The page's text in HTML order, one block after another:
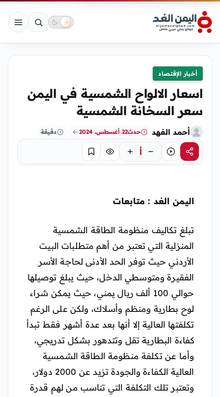
أخبار الإقتصاد
اسعار الالواح الشمسية في اليمن
سعر السخانة الشمسية
أحمد الفهد حدث22 أغسطس، 2024 دقيقة
مشاركةاستماع أ تركيز حفظ
اليمن الغد : متابعات
تبلغ تكاليف منظومة الطاقة الشمسية
المنزلية التي تعتبر من أهم متطلبات البيت
الأردني حيث توفر الحد الأدنى لحاجة الأسر
الفقيرة ومتوسطي الدخل، حيث يبلغ توصيلها
حوالي 100 ألف ريال يمني، حيث يمكن شراء
لوح بطارية ومنظم وأسلاك، ولكن على الرغم
تكلفتها العالية إلا أنها بعد عدة أشهر فقط تبدأ
كفاءة البطارية تقل وتتدهور بشكل تدريجي،
وأما عن تكلفة منظومة الطاقة الشمسية
العالية الكفاءة والجودة تزيد عن 2000 دولار،
وتعتبر تلك التكلفة التي تناسب من لهم قدرة